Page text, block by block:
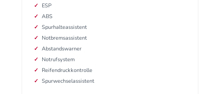
ESP
ABS
Spurhalteassistent
Notbremsassistent
Abstandswarner
Notrufsystem
Reifendruckkontrolle
Spurwechselassistent